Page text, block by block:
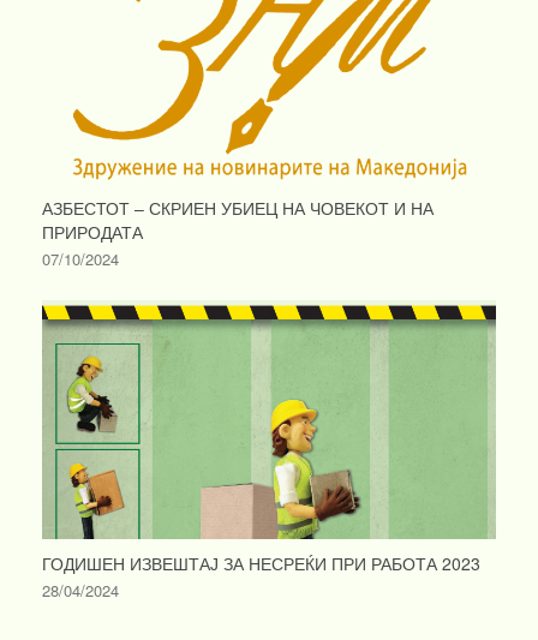
АЗБЕСТОТ – СКРИЕН УБИЕЦ НА ЧОВЕКОТ И НА
ПРИРОДАТА
07/10/2024
ГОДИШЕН ИЗВЕШТАЈ ЗА НЕСРЕЌИ ПРИ РАБОТА 2023
28/04/2024